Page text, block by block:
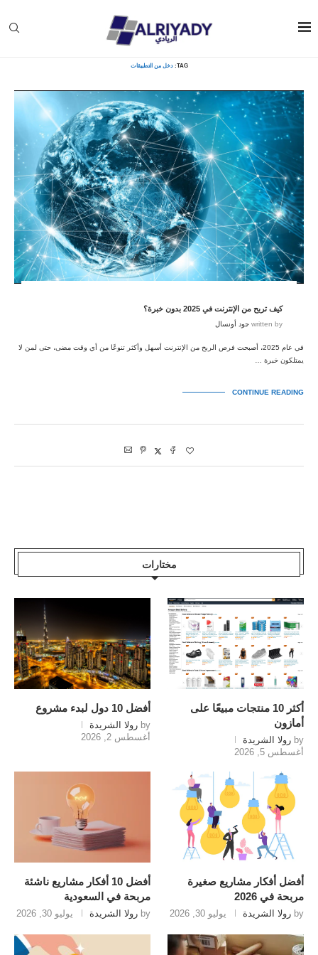
TAG: دخل من التطبيقات
كيف تربح من الإنترنت في 2025 بدون خبرة؟
written by جود أونسال
في عام 2025، أصبحت فرص الربح من الإنترنت أسهل وأكثر تنوعًا من أي وقت مضى، حتى لمن لا
يمتلكون خبرة …
CONTINUE READING
مختارات
أكثر 10 منتجات مبيعًا على
أمازون
by رولا الشريدة
أغسطس 5, 2026
أفضل 10 دول لبدء مشروع
by رولا الشريدة
أغسطس 2, 2026
أفضل أفكار مشاريع صغيرة
مربحة في 2026
by رولا الشريدة يوليو 30, 2026
أفضل 10 أفكار مشاريع ناشئة
مربحة في السعودية
by رولا الشريدة يوليو 30, 2026